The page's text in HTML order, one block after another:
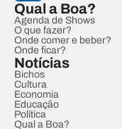
Qual a Boa?
Agenda de Shows
O que fazer?
Onde comer e beber?
Onde ficar?
Notícias
Bichos
Cultura
Economia
Educação
Política
Qual a Boa?